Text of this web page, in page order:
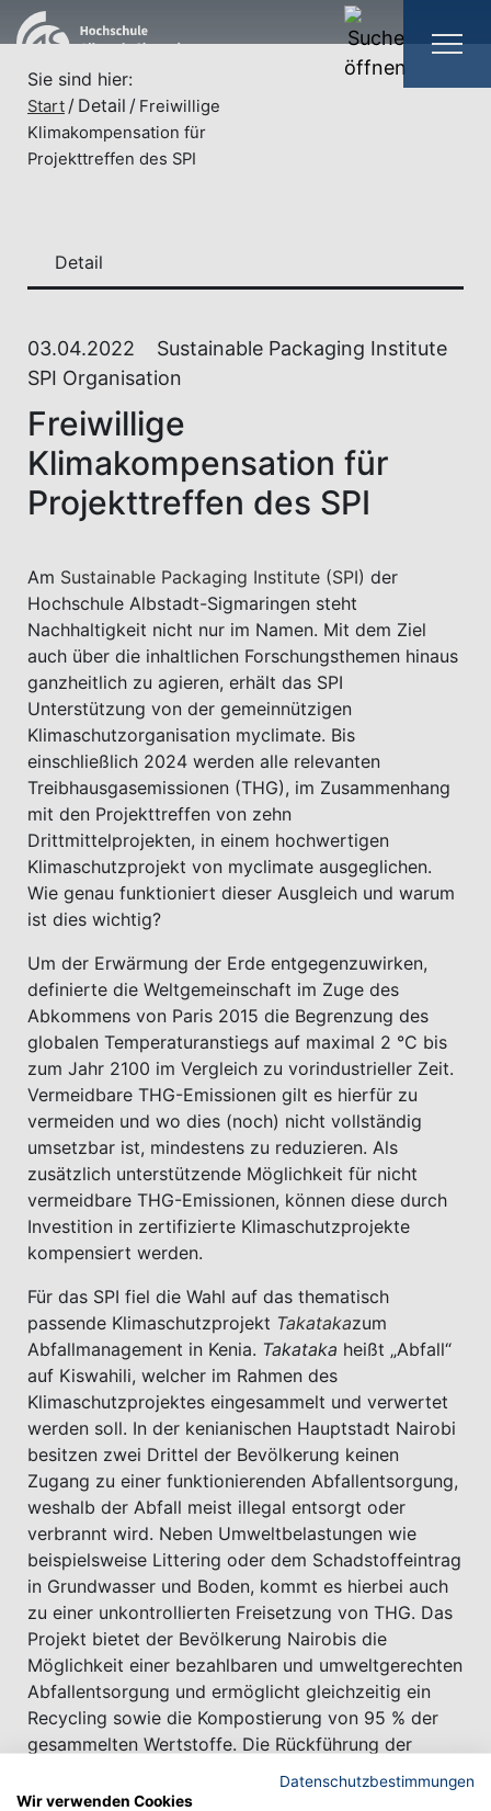
Sie sind hier:
Start Detail
Freiwillige
Klimakompensation für
Projekttreffen des SPI
03.04.2022
Sustainable Packaging Institute
SPI Organisation
Freiwillige
Klimakompensation für
Projekttreffen des SPI
Am Sustainable Packaging Institute (SPI) der
Hochschule Albstadt-Sigmaringen steht
Nachhaltigkeit nicht nur im Namen. Mit dem Ziel
auch über die inhaltlichen Forschungsthemen hinaus
ganzheitlich zu agieren, erhält das SPI
Unterstützung von der gemeinnützigen
Klimaschutzorganisation myclimate. Bis
einschließlich 2024 werden alle relevanten
Treibhausgasemissionen (THG), im Zusammenhang
mit den Projekttreffen von zehn
Drittmittelprojekten, in einem hochwertigen
Klimaschutzprojekt von myclimate ausgeglichen.
Wie genau funktioniert dieser Ausgleich und warum
ist dies wichtig?
Um der Erwärmung der Erde entgegenzuwirken,
definierte die Weltgemeinschaft im Zuge des
Abkommens von Paris 2015 die Begrenzung des
globalen Temperaturanstiegs auf maximal 2 °C bis
zum Jahr 2100 im Vergleich zu vorindustrieller Zeit.
Vermeidbare THG-Emissionen gilt es hierfür zu
vermeiden und wo dies (noch) nicht vollständig
umsetzbar ist, mindestens zu reduzieren. Als
zusätzlich unterstützende Möglichkeit für nicht
vermeidbare THG-Emissionen, können diese durch
Investition in zertifizierte Klimaschutzprojekte
kompensiert werden.
Für das SPI fiel die Wahl auf das thematisch
passende Klimaschutzprojekt Takatakazum
Abfallmanagement in Kenia. Takataka heißt „Abfall“
auf Kiswahili, welcher im Rahmen des
Klimaschutzprojektes eingesammelt und verwertet
werden soll. In der kenianischen Hauptstadt Nairobi
besitzen zwei Drittel der Bevölkerung keinen
Zugang zu einer funktionierenden Abfallentsorgung,
weshalb der Abfall meist illegal entsorgt oder
verbrannt wird. Neben Umweltbelastungen wie
beispielsweise Littering oder dem Schadstoffeintrag
in Grundwasser und Boden, kommt es hierbei auch
zu einer unkontrollierten Freisetzung von THG. Das
Projekt bietet der Bevölkerung Nairobis die
Möglichkeit einer bezahlbaren und umweltgerechten
Abfallentsorgung und ermöglicht gleichzeitig ein
Recycling sowie die Kompostierung von 95 % der
gesammelten Wertstoffe. Die Rückführung der
recycelten Ressourcen in den Wertstoffkreislauf und
das Vermeiden illegaler Abfallentsorgung und -
Detail
Datenschutzbestimmungen
Wir verwenden Cookies